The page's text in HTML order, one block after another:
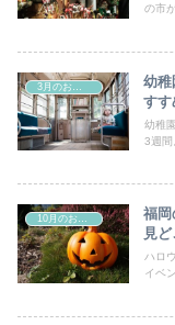
の市
幼稚
すす
幼稚
3週間
10月のお祭り
福岡
見
ハロ
イベ